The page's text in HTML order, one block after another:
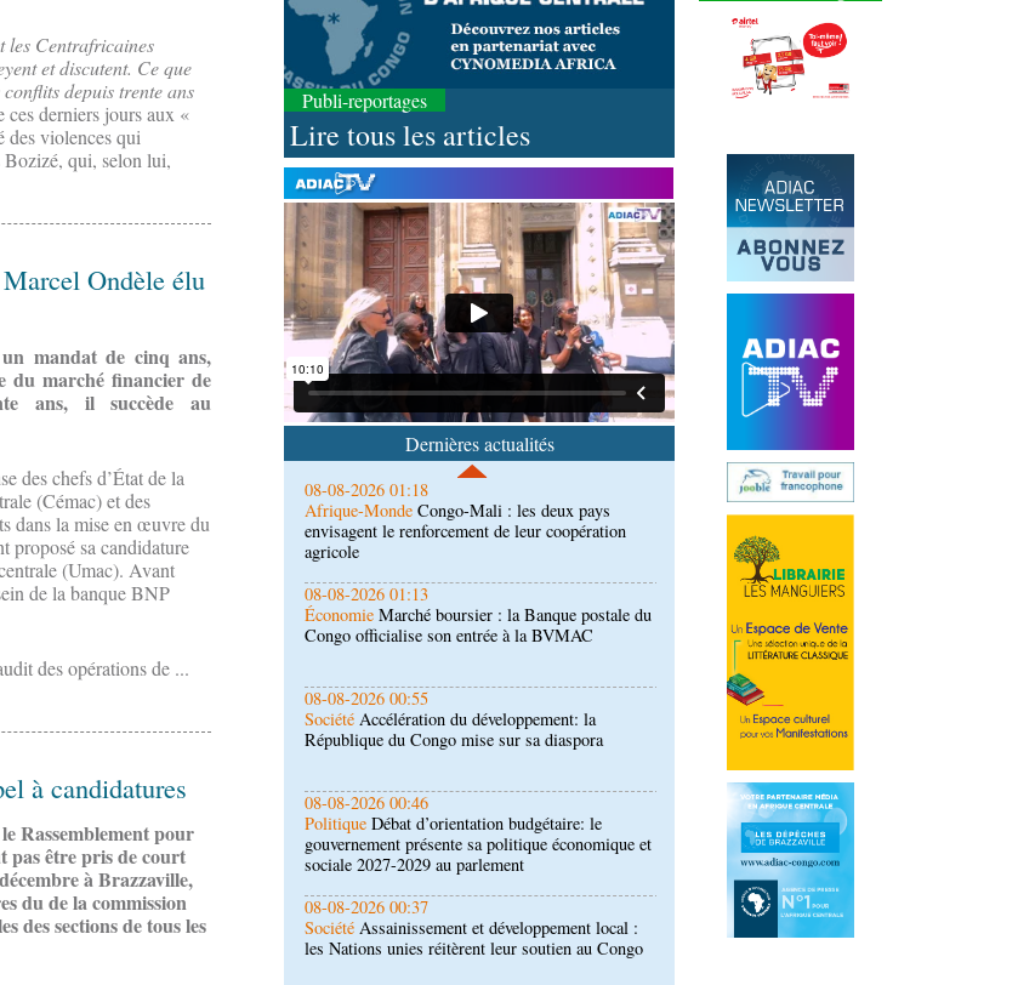
les Centrafricaines
et discutent. Ce que
depuis trente ans
derniers jours aux «
des violences qui
Bozizé, qui, selon lui,
Ondèle élu
mandat de cinq ans,
du marché financier de
ans, il succède au
des chefs d’État de la
(Cémac) et des
dans la mise en œuvre du
proposé sa candidature
(Umac). Avant
de la banque BNP
des opérations de ...
à candidatures
Rassemblement pour
pas être pris de court
à Brazzaville,
du de la commission
des sections de tous les
Publi-reportages
Lire tous les articles
Dernières actualités
08-08-2026 01:25
EnvironnementForêts : des techniciens formés à
l'utilisation d'un logiciel d'évaluation des
émissions
08-08-2026 01:18
envisagent le renforcement de leur coopération
08-08-2026 01:13
ÉconomieMarché boursier : la Banque postale du
Congo officialise son entrée à la BVMAC
08-08-2026 00:55
SociétéAccélération du développement: la
République du Congo mise sur sa diaspora
08-08-2026 00:46
PolitiqueDébat d’orientation budgétaire: le
gouvernement présente sa politique économique et
08-08-2026 00:37
SociétéAssainissement et développement local :
les Nations unies réitèrent leur soutien au Congo
07-08-2026 11:03
SportFootball, le week-end des Diables rouges et
des Congolais de la diaspora en Coupes d'Europe